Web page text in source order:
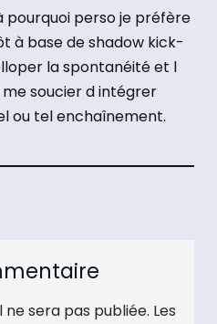
perso je préfère
à base de shadow kick-
la spontanéité et l
soucier d intégrer
ou tel enchaînement.
sera pas publiée. Les